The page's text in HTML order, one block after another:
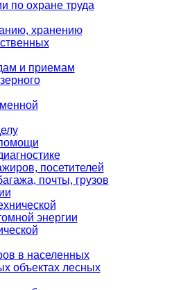
по охране труда
хранению
и приемам
посетителей
почты, грузов
энергии
в населенных
объектах лесных